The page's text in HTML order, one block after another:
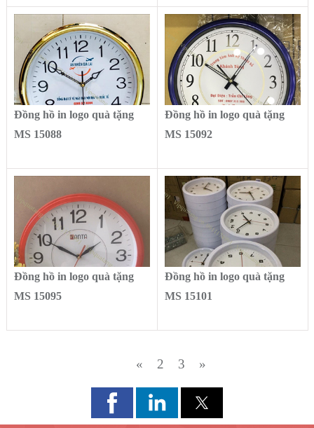
Đồng hồ in logo quà tặng
MS 15088
Đồng hồ in logo quà tặng
MS 15092
Đồng hồ in logo quà tặng
MS 15095
Đồng hồ in logo quà tặng
MS 15101
« 2 3 »